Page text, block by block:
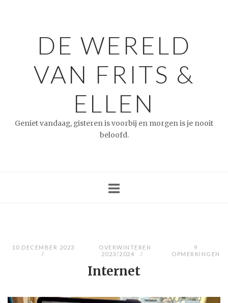
DE WERELD
VAN FRITS &
ELLEN
Geniet vandaag, gisteren is voorbij en morgen is je nooit
beloofd.
10 DECEMBER 2023
OVERWINTEREN
2023/2024
9
OPMERKINGEN
Internet